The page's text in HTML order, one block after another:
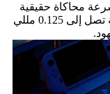
محاكاة حقيقية
تبلغ 8K، ما يمنحك أوقات استجابة شبه فورية تصل إلى 0.125 مللي